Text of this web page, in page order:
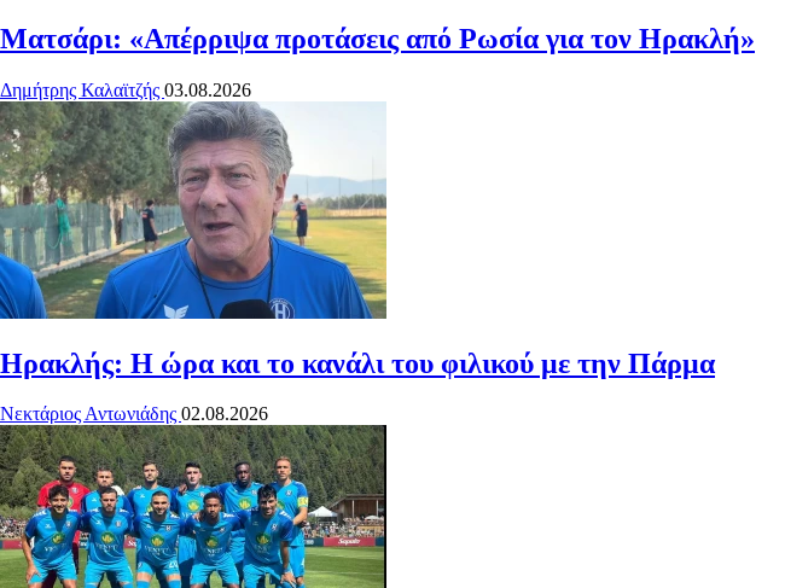
Ματσάρι: «Απέρριψα προτάσεις από Ρωσία για τον Ηρακλή»
Δημήτρης Καλαϊτζής 03.08.2026
Ηρακλής: Η ώρα και το κανάλι του φιλικού με την Πάρμα
Νεκτάριος Αντωνιάδης 02.08.2026